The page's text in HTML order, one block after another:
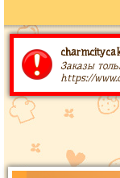
Заказы
https://